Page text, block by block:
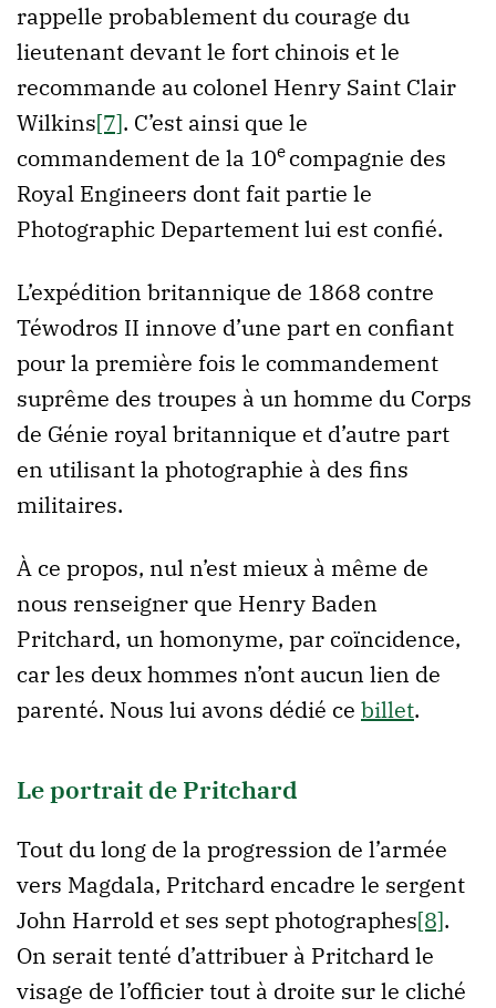
rappelle probablement du courage du
lieutenant devant le fort chinois et le
recommande au colonel Henry Saint Clair
Wilkins[7]. C’est ainsi que le
commandement de la 10e compagnie des
Royal Engineers dont fait partie le
Photographic Departement lui est confié.
L’expédition britannique de 1868 contre
Téwodros II innove d’une part en confiant
pour la première fois le commandement
suprême des troupes à un homme du Corps
de Génie royal britannique et d’autre part
en utilisant la photographie à des fins
militaires.
À ce propos, nul n’est mieux à même de
nous renseigner que Henry Baden
Pritchard, un homonyme, par coïncidence,
car les deux hommes n’ont aucun lien de
parenté. Nous lui avons dédié ce billet.
Le portrait de Pritchard
Tout du long de la progression de l’armée
vers Magdala, Pritchard encadre le sergent
John Harrold et ses sept photographes[8].
On serait tenté d’attribuer à Pritchard le
visage de l’officier tout à droite sur le cliché